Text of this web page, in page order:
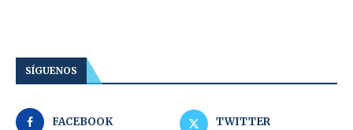
SÍGUENOS
FACEBOOK TWITTER